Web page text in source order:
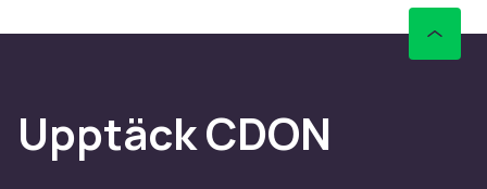
Produktsäkerhetsinformation
Upptäck CDON